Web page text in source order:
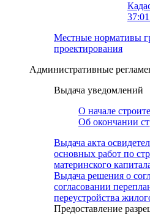
Местные нормативы
проектирования
Административные
Выдача уведомлений
О начале
Об окончании
Выдача акта
основных работ по
материнского
Выдача решения о
согласовании
переустройства
Предоставление